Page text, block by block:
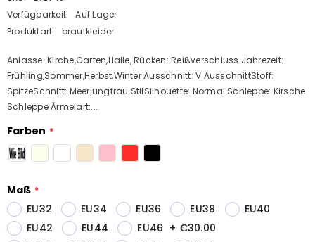
Verfügbarkeit:
Auf Lager
Produktart:
brautkleider
Anlasse: Kirche,Garten,Halle, Rücken: Reißverschluss Jahrezeit:
Frühling,Sommer,Herbst,Winter Ausschnitt: V AusschnittStoff:
SpitzeSchnitt: Meerjungfrau StilSilhouette: Normal Schleppe: Kirsche
Schleppe Ärmelart:...
Farben
Maß
EU32
EU34 EU36 EU38
EU40
EU42
EU44 EU46 + €30.00